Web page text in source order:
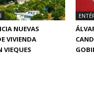
NUEVAS
VIVIENDA
VIEQUES